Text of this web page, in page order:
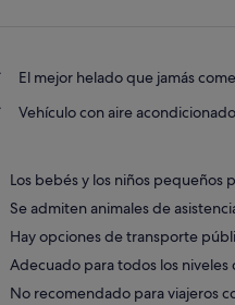
nueva
El mejor helado que jamás
Vehículo con aire acondicionado
Los bebés y los niños pequeños
Se admiten animales de
Hay opciones de transporte
Adecuado para todos los
No recomendado para viajeros